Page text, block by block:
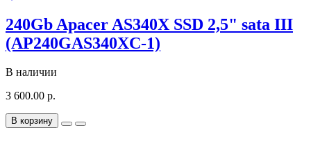
240Gb Apacer AS340X SSD 2,5" sata III
(AP240GAS340XC-1)
В наличии
3 600.00 р.
В корзину